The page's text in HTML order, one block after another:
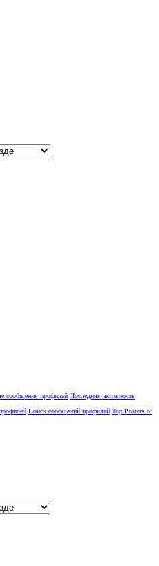
сообщения профилей Последняя активность
Поиск сообщений профилей Top Posters of